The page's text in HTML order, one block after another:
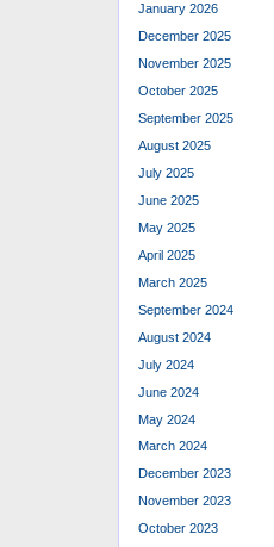
January 2026
December 2025
November 2025
October 2025
September 2025
August 2025
July 2025
June 2025
May 2025
April 2025
March 2025
September 2024
August 2024
July 2024
June 2024
May 2024
March 2024
December 2023
November 2023
October 2023